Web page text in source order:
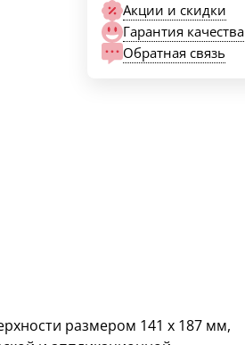
Акции и скидки
Гарантия качества
Обратная связь
размером 141 х 187 мм,